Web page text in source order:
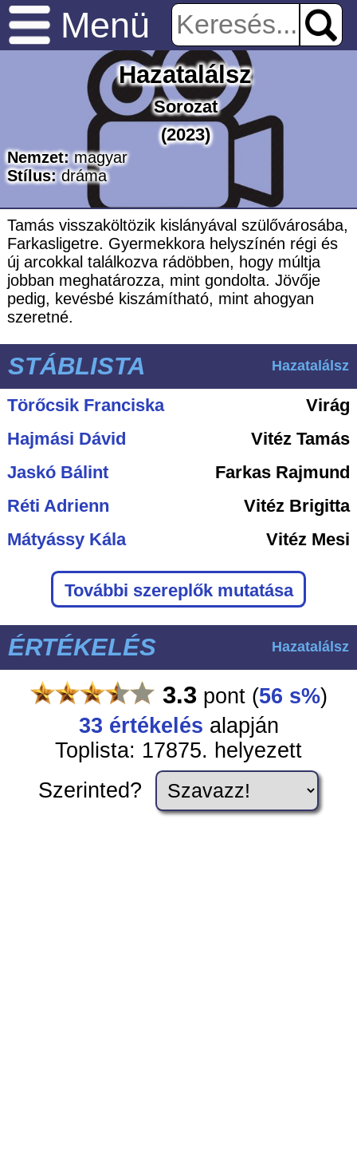
Menü
Hazatalálsz
Sorozat
(2023)
Nemzet: magyar
Stílus: dráma
Tamás visszaköltözik kislányával szülővárosába,
Farkasligetre. Gyermekkora helyszínén régi és
új arcokkal találkozva rádöbben, hogy múltja
jobban meghatározza, mint gondolta. Jövője
pedig, kevésbé kiszámítható, mint ahogyan
szeretné.
STÁBLISTA Hazatalálsz
Törőcsik Franciska
Virág
Hajmási Dávid
Vitéz Tamás
Jaskó Bálint
Farkas Rajmund
Réti Adrienn
Vitéz Brigitta
Mátyássy Kála
Vitéz Mesi
További szereplők mutatása
ÉRTÉKELÉS Hazatalálsz
3.3pont (56 s%)
33 értékelés alapján
Toplista: 17875. helyezett
Szerinted?